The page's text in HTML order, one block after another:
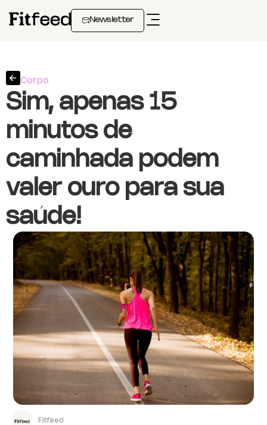
Newsletter
Corpo
Sim, apenas 15
minutos de
caminhada podem
valer ouro para sua
saúde!
Fitfeed